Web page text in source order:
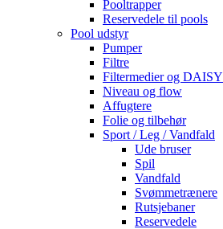
Pooltrapper
Reservedele til pools
Pool udstyr
Pumper
Filtre
Filtermedier og DAISY
Niveau og flow
Affugtere
Folie og tilbehør
Sport / Leg / Vandfald
Ude bruser
Spil
Vandfald
Svømmetrænere
Rutsjebaner
Reservedele